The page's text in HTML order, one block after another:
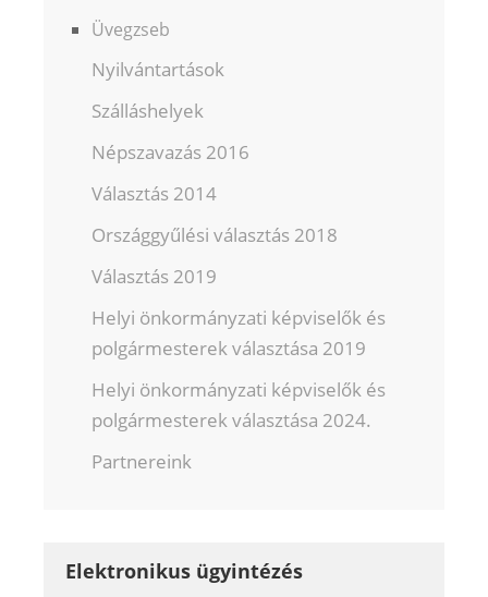
Üvegzseb
Nyilvántartások
Szálláshelyek
Népszavazás 2016
Választás 2014
Országgyűlési választás 2018
Választás 2019
Helyi önkormányzati képviselők és
polgármesterek választása 2019
Helyi önkormányzati képviselők és
polgármesterek választása 2024.
Partnereink
Elektronikus ügyintézés